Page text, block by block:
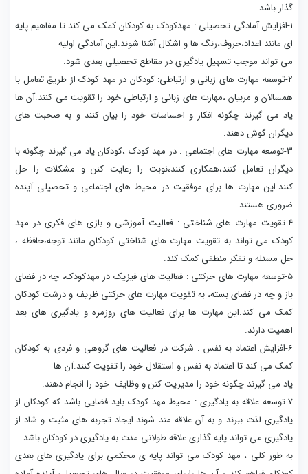
گذار باشد.
1-افزایش آمادگی تحصیلی : مهدکودک به کودکان کمک می کند تا مفاهیم پایه
ای مانند اعداد،حروف،رنگ ها و اشکال آشنا شوند.این آمادگی اولیه
می تواند موجب تسهیل یادگیری در مقاطع تحصیلی بعدی شود.
2-توسعه مهارت های زبانی و ارتباطی: کودکان در مهد کودک از طریق تعامل با
همسالان و مربیان ،مهارت های زبانی و ارتباطی خود را تقویت می کنند.آن ها
یاد می گیرند چگونه افکار و احساسات خود را بیان کنند و به صحبت های
دیگران گوش دهند.
3-توسعه مهارت های اجتماعی : در مهد کودک ،کودکان یاد می گیرند چگونه با
دیگران تعامل کنند،همکاری کنند،نوبت را رعایت کنن و مشکلات را حل
کنند.این مهارت ها برای موفقیت در محیط های اجتماعی و تحصیلی آینده
ضروری هستند.
4-تقویت مهارت های شناختی : فعالیت آموزشی و بازی های فکری در مهد
کودک می تواند به تقویت مهارت های شناختی کودکان مانند توجه،حافظه ،
حل مسئله و تفکر منطقی کمک کند.
5-توسعه مهارت های حرکتی : فعالیت های فیزیک در مهدکودک، چه در فضای
باز و چه در فضای بسته، به تقویت مهارت های حرکتی ظریف و درشت کودکان
کمک می کند.این مهارت ها برای فعالیت های روزمره و یادگیری های بعد
اهمیت دارند.
6-افزایش اعتماد به نفس : شرکت در فعالیت های گروهی و فردی به کودکان
کمک می کند تا اعتماد به نفس و استقلال خود را تقویت کنند.آن ها
یاد می گیرند چگونه خود را مدیریت کنن و وظایف خود را انجام دهند.
7-توسعه علاقه به یادگیری : محیط مهد کودک باید فضایی باشد که کودکان از
یادگیری لذت ببرند و به آن علاقه مند شوند.ایجاد تجربه های مثبت و شاد از
یادگیری می تواند پایه گذاری علاقه طولانی مدت به یادگیری در کودکان باشد.
به طور کلی ، مهد کودک می تواند پایه ی محکمی برای یادگیری های بعدی